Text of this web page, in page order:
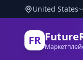
United States
FR